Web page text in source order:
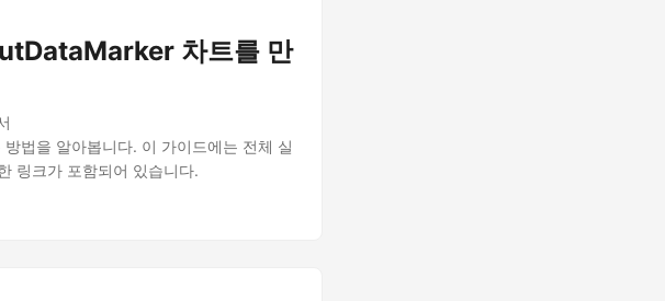
차트를 만
법을 알아봅니다. 이 가이드에는 전체 실
링크가 포함되어 있습니다.